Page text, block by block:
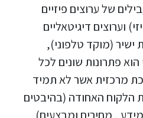
של ערוצים פיזיים
וערוצים דיגיטאליים
ישיר (מוקד טלפוני),
פתרונות שונים לכל
מרכזית אשר לא תמיד
הלקוח האחודה (בהיבטים